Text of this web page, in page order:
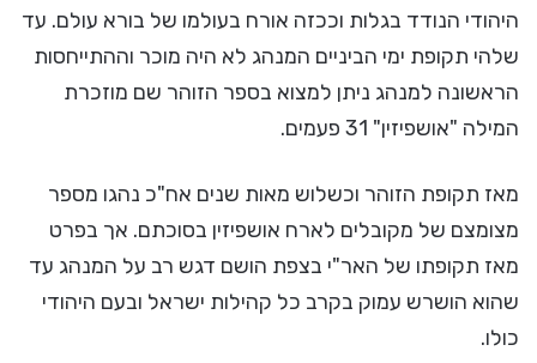
היהודי הנודד בגלות וככזה אורח בעולמו של בורא עולם. עד
שלהי תקופת ימי הביניים המנהג לא היה מוכר וההתייחסות
הראשונה למנהג ניתן למצוא בספר הזוהר שם מוזכרת
המילה "אושפיזין" 31 פעמים.
מאז תקופת הזוהר וכשלוש מאות שנים אח"כ נהגו מספר
מצומצם של מקובלים לארח אושפיזין בסוכתם. אך בפרט
מאז תקופתו של האר"י בצפת הושם דגש רב על המנהג עד
שהוא הושרש עמוק בקרב כל קהילות ישראל ובעם היהודי
כולו.